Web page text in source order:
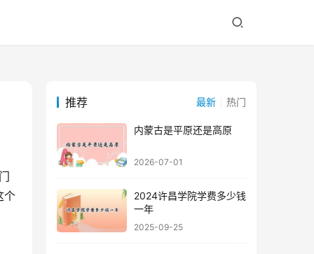
个
推荐 最新 热门
内蒙古是平原还是高原
2026-07-01
2024许昌学院学费多少钱
一年
2025-09-25